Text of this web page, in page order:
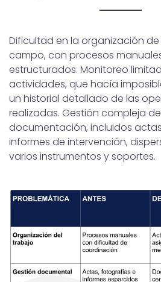
Dificultad en la organización
campo, con procesos
estructurados. Monitoreo
actividades, que hacía
un historial detallado de las
realizadas. Gestión compleja
documentación, incluidos
informes de intervención,
varios instrumentos y soportes.